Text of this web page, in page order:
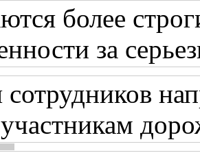
более
за
сотрудников